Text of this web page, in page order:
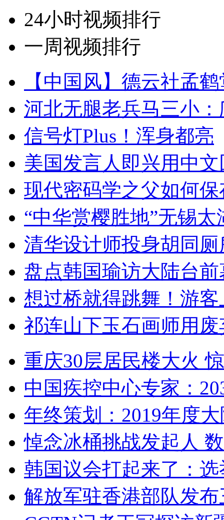
24小时视频排行
一周视频排行
【中国风】德云社孟
河北无腿老兵马三小
信号灯Plus！浑身都亮
美国发言人即兴用中
现代密码学之父如何
“中华赏樱胜地”无锡
清华设计师投身胡同
盘点韩国瑜访大陆台
想过桥就得跳舞！游客
祁连山下玉石画师用
重庆30层居民楼大火
中国疾控中心专家：
年终策划：2019年度
悼念冰桶挑战发起人
韩国议会打起来了：
解放军驻香港部队发